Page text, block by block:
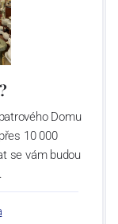
Domu
10 000
se vám budou